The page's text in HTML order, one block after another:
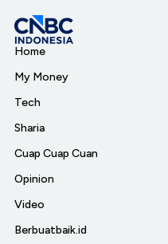
Home
My Money
Tech
Sharia
Cuap Cuap Cuan
Opinion
Video
Berbuatbaik.id